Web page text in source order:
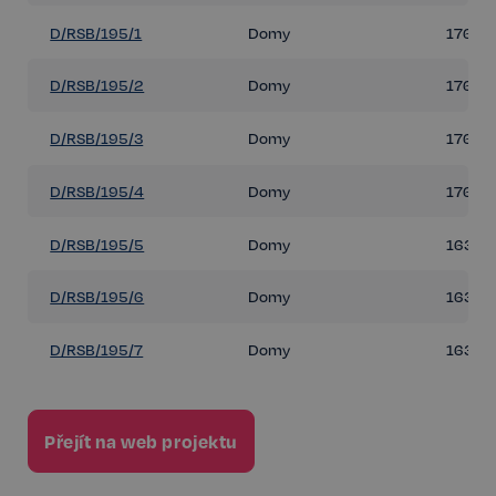
D/RSB/195/1 Domy 176 m²
D/RSB/195/2 Domy 176 m²
D/RSB/195/3 Domy 176 m²
D/RSB/195/4 Domy 176 m²
D/RSB/195/5 Domy 163 m²
D/RSB/195/6 Domy 163 m²
D/RSB/195/7 Domy 163 m²
Přejít na web projektu